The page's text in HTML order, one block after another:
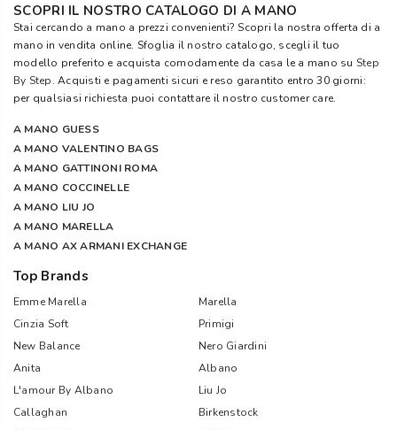
SCOPRI IL NOSTRO CATALOGO DI A MANO
Stai cercando a mano a prezzi convenienti? Scopri la nostra offerta di a
mano in vendita online. Sfoglia il nostro catalogo, scegli il tuo
modello preferito e acquista comodamente da casa le a mano su Step
By Step. Acquisti e pagamenti sicuri e reso garantito entro 30 giorni:
per qualsiasi richiesta puoi contattare il nostro customer care.
A MANO GUESS
A MANO VALENTINO BAGS
A MANO GATTINONI ROMA
A MANO COCCINELLE
A MANO LIU JO
A MANO MARELLA
A MANO AX ARMANI EXCHANGE
Top Brands
Emme Marella
Marella
Cinzia Soft
Primigi
New Balance
Nero Giardini
Anita
Albano
L'amour By Albano
Liu Jo
Callaghan
Birkenstock